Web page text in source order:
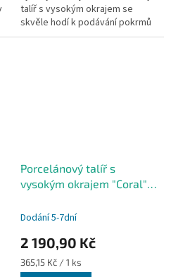
talíř s vysokým okrajem se
skvěle hodí k podávání pokrmů
s omáčkami. Vhodný do myčky i
Porcelánový talíř s
vysokým okrajem "Coral"
Dodání 5-7dní
2 190,90 Kč
Měrná
cena:
365,15 Kč / 1 ks